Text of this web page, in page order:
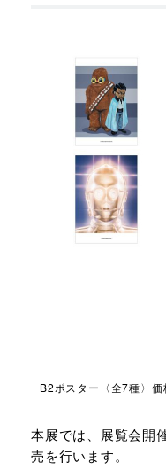
B2ポスター〈全7種〉
本展では、展覧会開
売を行います。